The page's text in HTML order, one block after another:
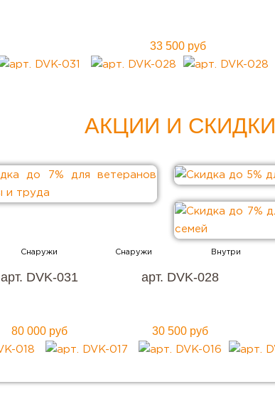
33 500 руб
арт. DVK-031
80 000 руб
арт. DVK-028
30 500 руб
АКЦИИ И СКИДКИ